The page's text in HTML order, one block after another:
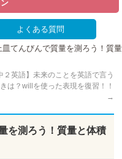
よくある質問
てんびんで質量を測ろう！質量
２英語】未来のことを英語で言う
は？willを使った表現を復習！！
→
を測ろう！質量と体積